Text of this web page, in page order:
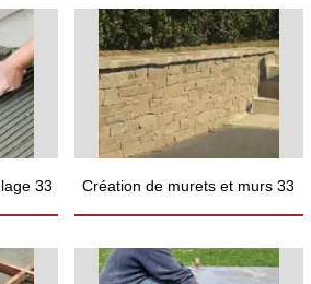
33 Création de murets et murs 33